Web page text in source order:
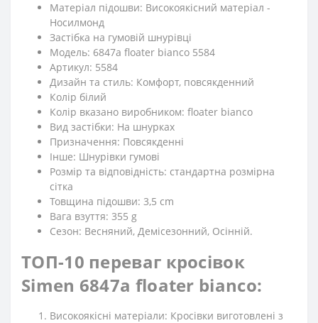
Матеріал підошви: Високоякісний матеріал -
Носилмонд
Застібка на гумовій шнурівці
Модель: 6847a floater bianco 5584
Артикул: 5584
Дизайн та стиль: Комфорт, повсякденний
Колір білий
Колір вказано виробником: floater bianco
Вид застібки: На шнурках
Призначення: Повсякденні
Iнше: Шнурівки гумові
Розмір та відповідність: стандартна розмірна
сітка
Товщина підошви: 3,5 cm
Вага взуття: 355 g
Сезон: Весняний, Демісезонний, Осінній.
ТОП-10 переваг кросівок
Simen 6847a floater bianco:
Високоякісні матеріали: Кросівки виготовлені з